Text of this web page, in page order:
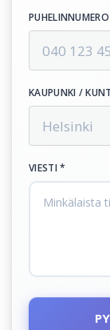
KAUPUNKI /
VIESTI *